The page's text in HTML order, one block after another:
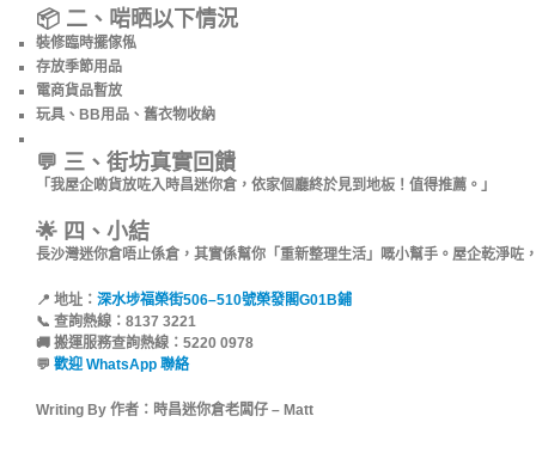
📦 二、啱晒以下情況
裝修臨時擺傢俬
存放季節用品
電商貨品暫放
玩具、BB用品、舊衣物收納
💬 三、街坊真實回饋
「我屋企啲貨放咗入時昌迷你倉，依家個廳終於見到地板！值得推薦。」
🌟 四、小結
長沙灣迷你倉唔止係倉，其實係幫你「重新整理生活」嘅小幫手。屋企乾淨咗
📍 地址： 深水埗福榮街506–510號榮發閣G01B鋪
📞 查詢熱線：8137 3221
🚚 搬運服務查詢熱線：5220 0978
💬 歡迎 WhatsApp 聯絡
Writing By 作者：時昌迷你倉老闆仔 – Matt